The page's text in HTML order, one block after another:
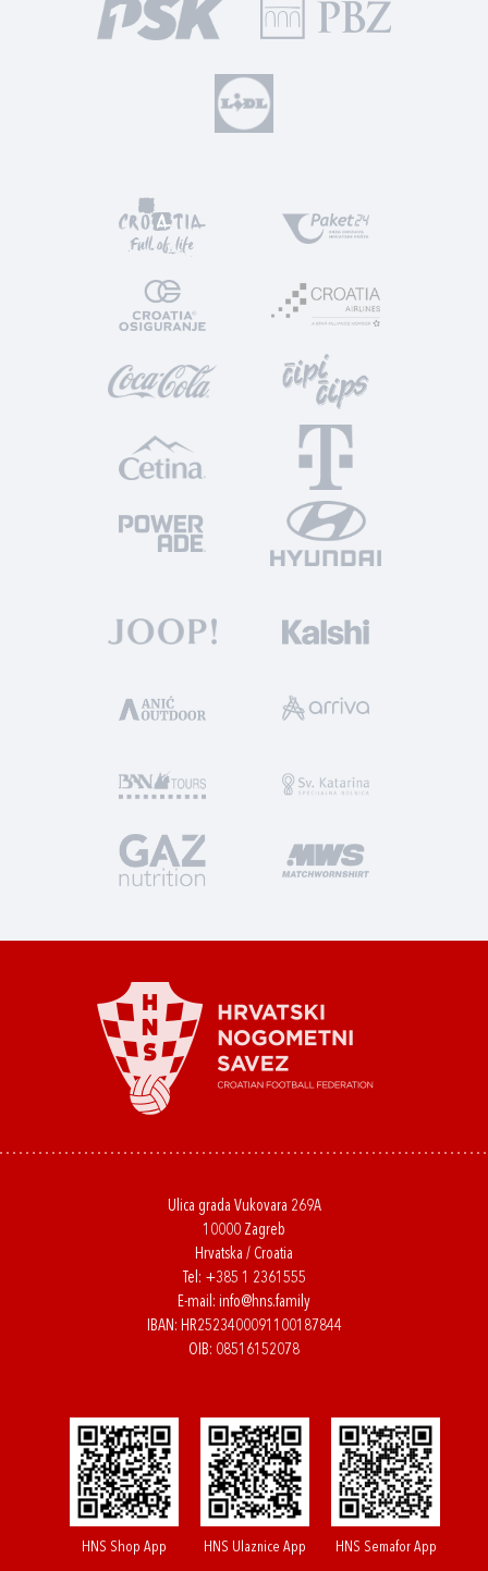
Ulica grada Vukovara 269A
10000 Zagreb
Hrvatska / Croatia
Tel: +385 1 2361555
E-mail: info@hns.family
IBAN: HR2523400091100187844
OIB: 08516152078
HNS Shop App HNS Ulaznice App HNS Semafor App